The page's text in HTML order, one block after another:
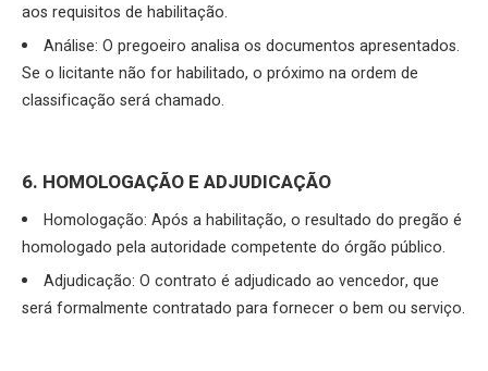
aos requisitos de habilitação.
Análise: O pregoeiro analisa os documentos apresentados.
Se o licitante não for habilitado, o próximo na ordem de
classificação será chamado.
6. HOMOLOGAÇÃO E ADJUDICAÇÃO
Homologação: Após a habilitação, o resultado do pregão é
homologado pela autoridade competente do órgão público.
Adjudicação: O contrato é adjudicado ao vencedor, que
será formalmente contratado para fornecer o bem ou serviço.